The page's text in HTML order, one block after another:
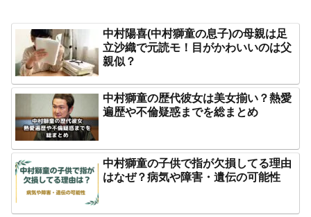
中村陽喜(中村獅童の息子)の母親は足
立沙織で元読モ！目がかわいいのは父
親似？
中村獅童の歴代彼女は美女揃い？熱愛
遍歴や不倫疑惑までを総まとめ
中村獅童の子供で指が欠損してる理由
はなぜ？病気や障害・遺伝の可能性